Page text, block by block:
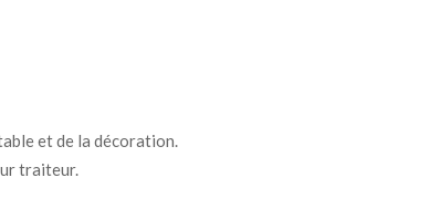
et de la décoration.
traiteur.